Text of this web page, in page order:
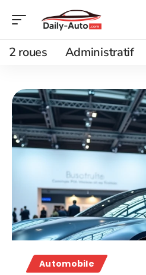
2 roues Administratif
Automobile